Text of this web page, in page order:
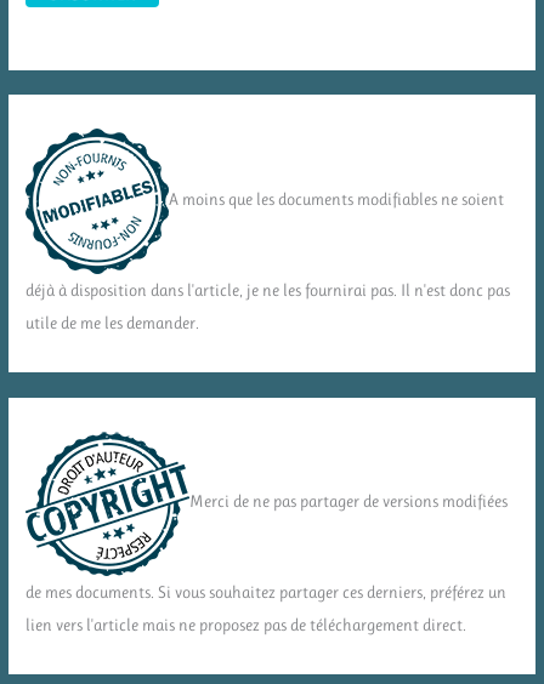
A moins que les documents modifiables ne soient
déjà à disposition dans l'article, je ne les fournirai pas. Il n'est donc pas
utile de me les demander.
Merci de ne pas partager de versions modifiées
de mes documents. Si vous souhaitez partager ces derniers, préférez un
lien vers l'article mais ne proposez pas de téléchargement direct.